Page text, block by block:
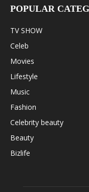
POPULAR
TV SHOW
Celeb
Movies
Lifestyle
Music
Fashion
Celebrity beauty
Beauty
Bizlife